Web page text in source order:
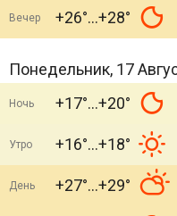
Вечер +26° +28°
Понедельник, 17
Ночь +17° +20°
Утро +16° +18°
День +27° +29°